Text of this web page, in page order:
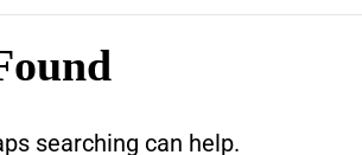
searching can help.